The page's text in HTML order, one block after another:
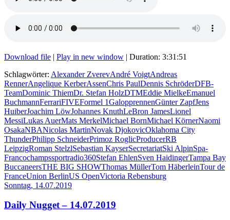
Download file | Play in new window | Duration: 3:31:51
Schlagwörter: Alexander ZverevAndré VoigtAndreas
RennerAngelique KerberAssenChris PaulDennis SchröderDFB-
TeamDominic ThiemDr. Stefan HolzDTMEddie MielkeEmanuel
BuchmannFerrariFIVEFormel 1GalopprennenGünter ZapfJens
HuiberJoachim LöwJohannes KnuthLeBron JamesLionel
MessiLukas AuerMats MerkelMichael BornMichael KörnerNaomi
OsakaNBANicolas MartinNovak DjokovicOklahoma City
ThunderPhilipp SchneiderPrimoz RoglicProducerRB
LeipzigRoman StelzlSebastian KayserSecretariatSki AlpinSpa-
Francochampssportradio360Stefan EhlenSven HaidingerTampa Bay
BuccaneersTHE BIG SHOWThomas MüllerTom HäberleinTour de
FranceUnion BerlinUS OpenVictoria Rebensburg
Sonntag, 14.07.2019
Daily Nugget – 14.07.2019